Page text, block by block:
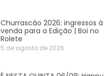
Churrascão 2026: ingressos à
venda para a Edição | Boi no
Rolete
5 de agosto de 2026